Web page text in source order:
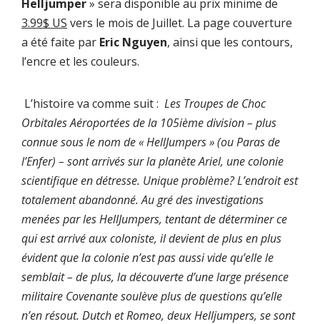
Helljumper» sera disponible au prix minime de
3.99$ US vers le mois de Juillet. La page couverture
a été faite par Eric Nguyen, ainsi que les contours,
l’encre et les couleurs.
L’histoire va comme suit : Les Troupes de Choc
Orbitales Aéroportées de la 105ième division – plus
connue sous le nom de « HellJumpers » (ou Paras de
l’Enfer) – sont arrivés sur la planète Ariel, une colonie
scientifique en détresse. Unique problème? L’endroit est
totalement abandonné. Au gré des investigations
menées par les HellJumpers, tentant de déterminer ce
qui est arrivé aux coloniste, il devient de plus en plus
évident que la colonie n’est pas aussi vide qu’elle le
semblait – de plus, la découverte d’une large présence
militaire Covenante soulève plus de questions qu’elle
n’en résout. Dutch et Romeo, deux Helljumpers, se sont